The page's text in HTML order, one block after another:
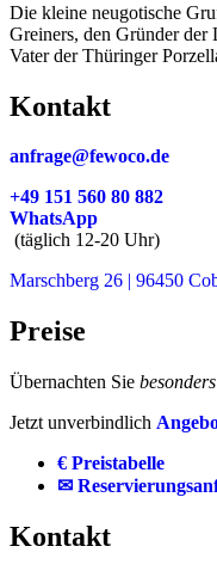
Die kleine neugotische
Greiners, den Gründer der
Vater der Thüringer
Kontakt
anfrage@fewoco.de
+49 151 560 80 882
WhatsApp
(täglich 12-20 Uhr)
Marschberg 26 | 96450
Preise
Übernachten Sie besonders
Jetzt unverbindlich
€ Preistabelle
✉
Kontakt